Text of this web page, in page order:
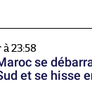
23:58
se
et se hisse